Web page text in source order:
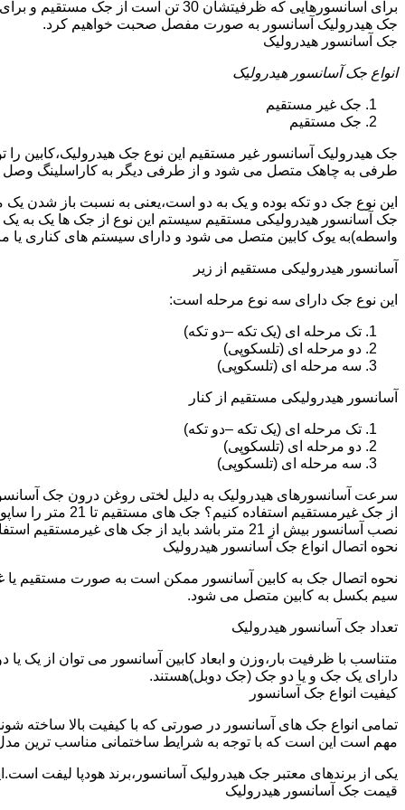
جک هیدرولیک آسانسور به صورت مفصل صحبت خواهیم کرد.
جک آسانسور هیدرولیک
انواع جک آسانسور هیدرولیک
جک غیر مستقیم
جک مستقیم
جک هیدرولیک آسانسور غیر مستقیم این نوع جک هیدرولیک،کابین
طرفی به چاهک متصل می شود و از طرفی دیگر به کاراسلینگ
این نوع جک دو تکه بوده و یک به دو است،یعنی به نسبت باز شدن
جک آسانسور هیدرولیکی مستقیم سیستم این نوع از جک ها یک به
واسطه)به یوک کابین متصل می شود و دارای سیستم های کناری
آسانسور هیدرولیکی مستقیم از زیر
این نوع جک دارای سه نوع مرحله است:
تک مرحله ای (یک تکه –دو تکه)
دو مرحله ای (تلسکوپی)
سه مرحله ای (تلسکوپی)
آسانسور هیدرولیکی مستقیم از کنار
تک مرحله ای (یک تکه –دو تکه)
دو مرحله ای (تلسکوپی)
سه مرحله ای (تلسکوپی)
سرعت آسانسورهای هیدرولیک به دلیل لختی روغن درون جک
نصب آسانسور بیش از 21 متر باشد باید از جک های غیرمستقیم استفاده شود.
نحوه اتصال انواع جک آسانسور هیدرولیک
نحوه اتصال جک به کابین آسانسور ممکن است به صورت مستقیم
سیم بکسل به کابین متصل می شود.
تعداد جک آسانسور هیدرولیک
متناسب با ظرفیت بار،وزن و ابعاد کابین آسانسور می توان از یک
دارای یک جک و یا دو جک (جک دوبل)هستند.
کیفیت انواع جک آسانسور
تمامی انواع جک های آسانسور در صورتی که با کیفیت بالا ساخته
مهم است این است که با توجه به شرایط ساختمانی مناسب ترین
یکی از برندهای معتبر جک هیدرولیک آسانسور،برند هودپا لیفت
قیمت جک آسانسور هیدرولیک